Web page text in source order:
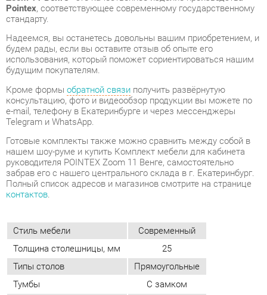
Кроме формыобратной связиполучить развёрнутую
консультацию, фото и видеообзор продукции вы можете по
e-mail, телефону в Екатеринбурге и через мессенджеры
Telegram и WhatsApp.
Готовые комплекты также можно сравнить между собой в
нашем шоу-руме и купить Комплект мебели для кабинета
забрав его с нашего центрального склада в г. Екатеринбург.
Полный список адресов и магазинов смотрите на странице
контактов.
Стиль мебели
Современный
Толщина столешницы, мм
25
Типы столов
Прямоугольные
Тумбы
Цвет Венге
ОТЗЫВЫ
Пока нет отзывов, поделитесь первым своим мнением.